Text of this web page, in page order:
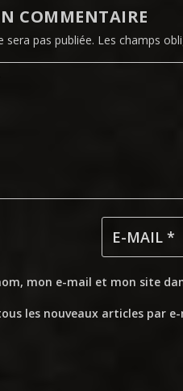
COMMENTAIRE
sera pas publiée. Les champs
mon e-mail et mon site
les nouveaux articles par